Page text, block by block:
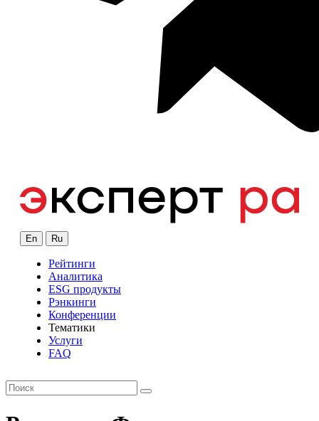
En Ru
Рейтинги
Аналитика
ESG продукты
Рэнкинги
Конференции
Тематики
Услуги
FAQ